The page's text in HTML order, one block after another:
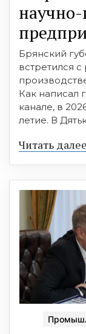
научно-
Брянский
встретился
Как написал
канале, в
летие. В
Читать далее